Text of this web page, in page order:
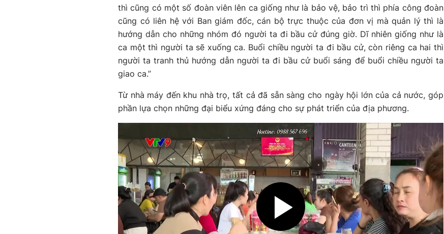
thì cũng có một số đoàn viên lên ca giống như là bảo vệ, bảo trì thì phía công đoàn
cũng có liên hệ với Ban giám đốc, cán bộ trực thuộc của đơn vị mà quản lý thì là
hướng dẫn cho những nhóm đó người ta đi bầu cử đúng giờ. Dĩ nhiên giống như là
ca một thì người ta sẽ xuống ca. Buổi chiều người ta đi bầu cử, còn riêng ca hai thì
người ta tranh thủ hướng dẫn người ta đi bầu cử buổi sáng để buổi chiều người ta
giao ca.”
Từ nhà máy đến khu nhà trọ, tất cả đã sẵn sàng cho ngày hội lớn của cả nước, góp
phần lựa chọn những đại biểu xứng đáng cho sự phát triển của địa phương.